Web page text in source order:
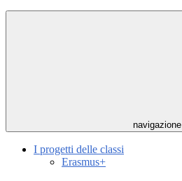
navigazione
I progetti delle classi
Erasmus+